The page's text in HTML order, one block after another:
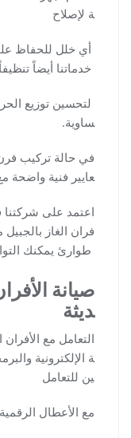
ة لإصلاح
أي خلل للحفاظ
خدماتنا أيضاً
لتحسين توزيع
ساوية.
في حالة تركيب
عايير فنية
اعتمد على
فران الغاز
طوارئ يمكنك
صيانة
ديثة
التعامل مع
ة الإلكترونية
ين للتعامل
مع الأعطال الرقمية